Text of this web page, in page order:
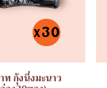
ท กุ้งนึ่งมะนาว